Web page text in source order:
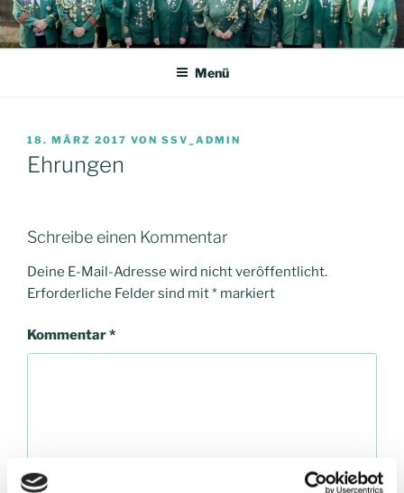
Zum
Inhalt
springen
Menü
VERÖFFENTLICHT
AM
18. MÄRZ 2017 VON SSV_ADMIN
Ehrungen
Schreibe einen Kommentar
Deine E-Mail-Adresse wird nicht veröffentlicht.
Erforderliche Felder sind mit* markiert
Kommentar*